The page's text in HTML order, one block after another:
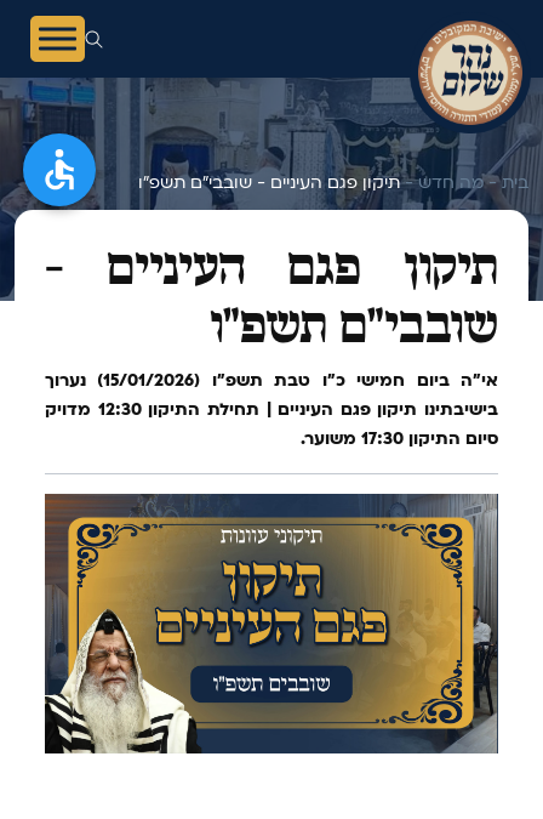
בית -מה חדש -תיקון פגם העיניים - שובבי"ם תשפ"ו
תיקון פגם העיניים -
שובבי"ם תשפ"ו
אי"ה ביום חמישי כ״ו טבת תשפ״ו (15/01/2026) נערוך
בישיבתינו תיקון פגם העיניים | תחילת התיקון 12:30 מדויק
סיום התיקון 17:30 משוער.